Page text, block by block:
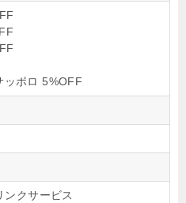
ッポロ 5%OFF
クサービス